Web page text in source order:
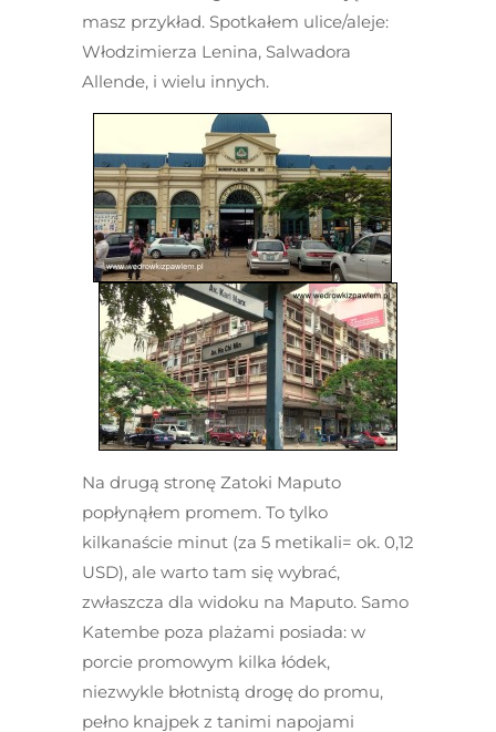
masz przykład. Spotkałem ulice/aleje:
Włodzimierza Lenina, Salwadora
Allende, i wielu innych.
Na drugą stronę Zatoki Maputo
popłynąłem promem. To tylko
kilkanaście minut (za 5 metikali= ok. 0,12
USD), ale warto tam się wybrać,
zwłaszcza dla widoku na Maputo. Samo
Katembe poza plażami posiada: w
porcie promowym kilka łódek,
niezwykle błotnistą drogę do promu,
pełno knajpek z tanimi napojami